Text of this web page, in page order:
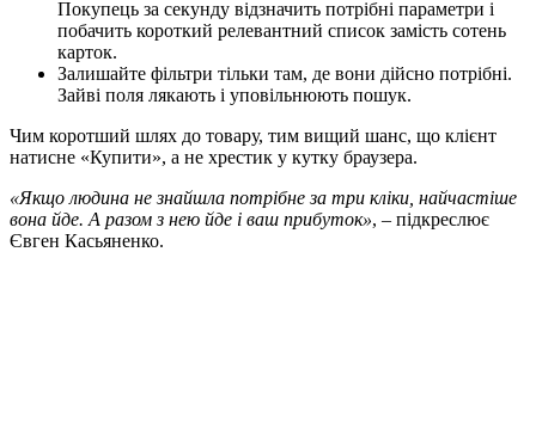
Покупець за секунду відзначить потрібні параметри і
побачить короткий релевантний список замість сотень
карток.
Залишайте фільтри тільки там, де вони дійсно потрібні.
Зайві поля лякають і уповільнюють пошук.
Чим коротший шлях до товару, тим вищий шанс, що клієнт
натисне «Купити», а не хрестик у кутку браузера.
«Якщо людина не знайшла потрібне за три кліки, найчастіше
вона йде. А разом з нею йде і ваш прибуток», – підкреслює
Євген Касьяненко.